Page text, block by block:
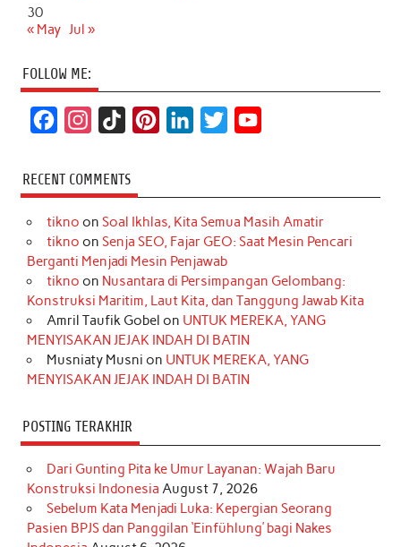
30
« May Jul »
FOLLOW ME:
c
e
b
o
k
s
t
a
r
a
m
k
T
o
k
t
e
r
e
s
t
k
e
d
I
n
t
t
r
T
u
e
RECENT COMMENTS
tikno on Soal Ikhlas, Kita Semua Masih Amatir
tikno on Senja SEO, Fajar GEO: Saat Mesin Pencari
Berganti Menjadi Mesin Penjawab
tikno on Nusantara di Persimpangan Gelombang:
Konstruksi Maritim, Laut Kita, dan Tanggung Jawab Kita
Amril Taufik Gobel on UNTUK MEREKA, YANG
MENYISAKAN JEJAK INDAH DI BATIN
Musniaty Musni on UNTUK MEREKA, YANG
MENYISAKAN JEJAK INDAH DI BATIN
POSTING TERAKHIR
Dari Gunting Pita ke Umur Layanan: Wajah Baru
Konstruksi Indonesia August 7, 2026
Sebelum Kata Menjadi Luka: Kepergian Seorang
Pasien BPJS dan Panggilan ‘Einfühlung’ bagi Nakes